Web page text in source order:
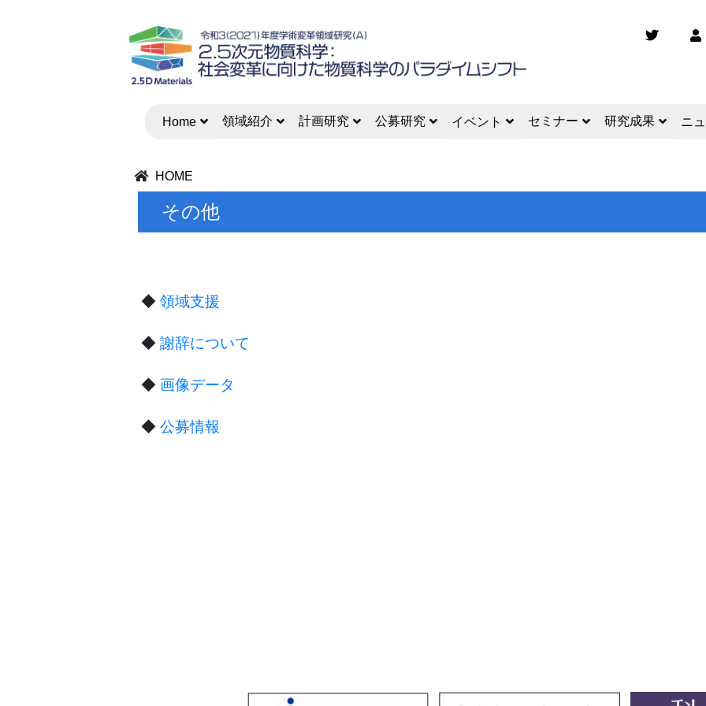
Home 領域紹介 計画研究 公募研究 イベント セミナー 研究成果 ニ
HOME
その他
◆ 領域支援
◆ 謝辞について
◆ 画像データ
◆ 公募情報